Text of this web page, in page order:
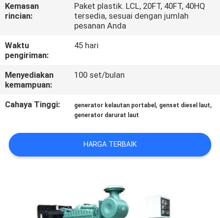
HUBUNGI
KAMI
PERMINTAAN
PENAWARAN
PRIVACY
Kemasan
rincian:
Paket plastik. LCL, 20FT, 40FT, 40HQ
tersedia, sesuai dengan jumlah
pesanan Anda
Waktu
pengiriman:
45 hari
Menyediakan
kemampuan:
100 set/bulan
Cahaya Tinggi: generator kelautan portabel , genset diesel laut,
generator darurat laut
HARGA TERBAIK